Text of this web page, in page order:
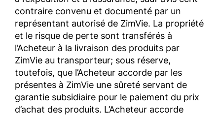
contraire convenu et documenté par un
représentant autorisé de ZimVie. La propriété
et le risque de perte sont transférés à
l’Acheteur à la livraison des produits par
ZimVie au transporteur; sous réserve,
toutefois, que l’Acheteur accorde par les
présentes à ZimVie une sûreté servant de
garantie subsidiaire pour le paiement du prix
d’achat des produits. L’Acheteur accorde